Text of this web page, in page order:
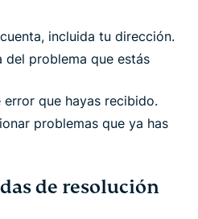
incluida tu dirección.
del problema que estás
error que hayas recibido.
problemas que ya has
de resolución